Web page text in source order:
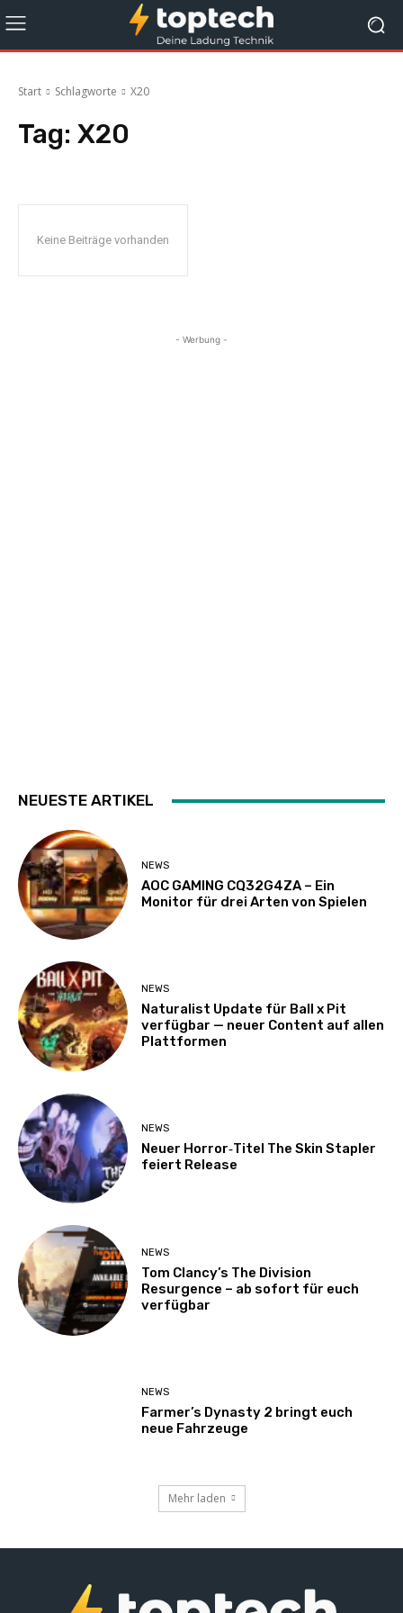
Start Schlagworte X20
Tag: X20
Keine Beiträge vorhanden
- Werbung -
NEUESTE ARTIKEL
NEWS
AOC GAMING CQ32G4ZA – Ein
Monitor für drei Arten von Spielen
NEWS
Naturalist Update für Ball x Pit
verfügbar — neuer Content auf allen
Plattformen
NEWS
Neuer Horror‑Titel The Skin Stapler
feiert Release
NEWS
Tom Clancy’s The Division
Resurgence – ab sofort für euch
verfügbar
NEWS
Farmer’s Dynasty 2 bringt euch
neue Fahrzeuge
Mehr laden